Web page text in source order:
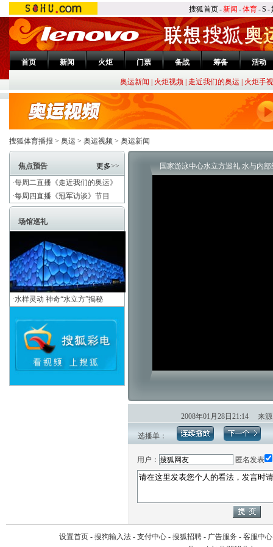
搜狐首页-新闻 -体育-S -
首页 新闻 火炬 门票 备战 筹备 活动
奥运新闻 火炬视频| 走近我们的奥运| 火炬手
搜狐体育播报 > 奥运 > 奥运视频 > 奥运新闻
焦点预告 更多>>
·每周二直播《走近我们的奥运》
·每周四直播《冠军访谈》节目
场馆巡礼
·水样灵动 神奇“水立方”揭秘
国家游泳中心水立方巡礼 水与内
2008年01月28日21:14 来
选播单：
用户： 匿名发表
设置首页- 搜狗输入法- 支付中心- 搜狐招聘- 广告服务 - 客服中心